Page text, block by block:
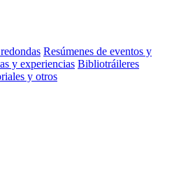
Resúmenes de eventos y
y experiencias Bibliotráileres
y otros